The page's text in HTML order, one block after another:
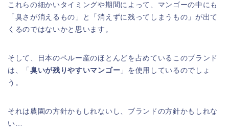
これらの細かいタイミングや期間によって、マンゴーの中にも
「臭さが消えるもの」と「消えずに残ってしまうもの」が出て
くるのではないかと思います。
そして、日本のペルー産のほとんどを占めているこのブランド
は、「臭いが残りやすいマンゴー 」を使用しているのでしょ
う。
それは農園の方針かもしれないし、ブランドの方針かもしれな
い…